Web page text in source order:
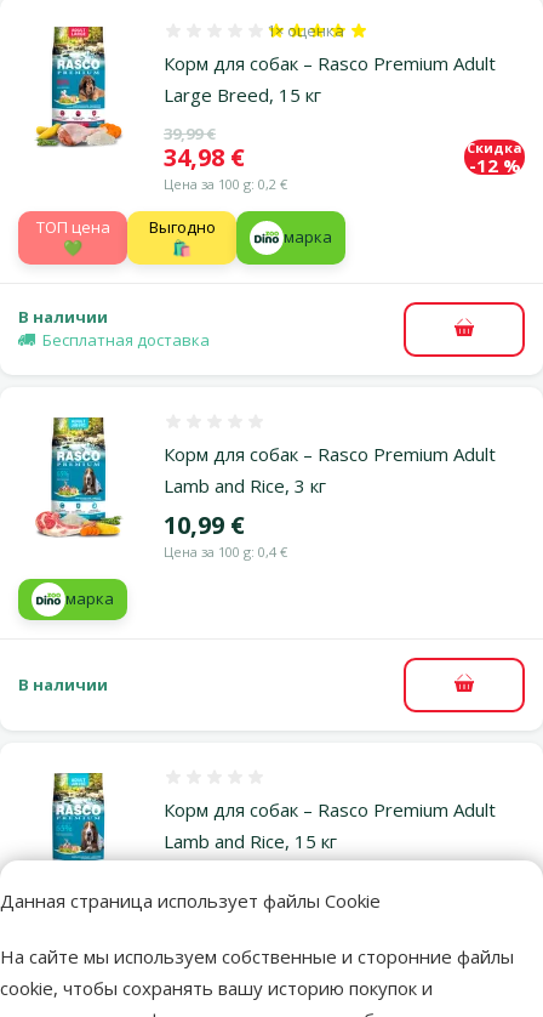
Данная страница использует файлы Cookie
На сайте мы используем собственные и сторонние файлы
cookie, чтобы сохранять вашу историю покупок и
Корм для собак – Rasco Premium Adult
Large Breed, 15 кг
Оценка 100%, количество оценок: 1
1× оценка
Исходная цена
39,99 €
Цена
34,98 €
Цена за 100 g: 0,2 €
Скидка
-12 %
TOП цена
💚
Выгодно
🛍️
марка
В наличии
Бесплатная доставка
В
Корм для собак – Rasco Premium Adult
Lamb and Rice, 3 кг
Цена
10,99 €
Цена за 100 g: 0,4 €
марка
В наличии В
Корм для собак – Rasco Premium Adult
Lamb and Rice, 15 кг
Цена
36,98 €
💚
Выгодно
🛍️
марка